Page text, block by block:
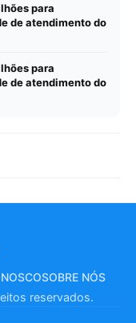
para
de atendimento do
para
de atendimento do
SOBRE NÓS
reservados.